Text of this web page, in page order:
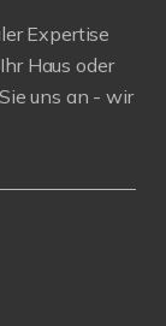
Expertise
Haus oder
uns an - wir